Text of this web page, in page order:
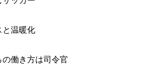
と温暖化
の働き方は司令官